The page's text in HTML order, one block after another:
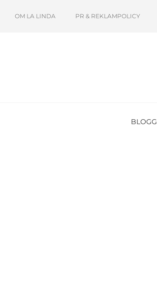
OM LA LINDA PR & REKLAMPOLICY
BLOGG